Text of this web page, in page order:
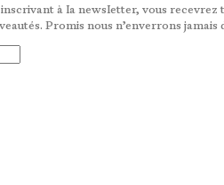
à la newsletter, vous
Promis nous n’enverrons jamais